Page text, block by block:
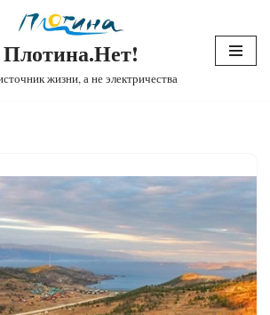
Плотина.Нет!
жизни, а не электричества